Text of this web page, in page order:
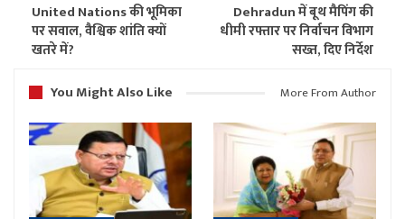
United Nations की भूमिका
पर सवाल, वैश्विक शांति क्यों
खतरे में?
Dehradun में बूथ मैपिंग की
धीमी रफ्तार पर निर्वाचन विभाग
सख्त, दिए निर्देश
You Might Also Like
More From Author